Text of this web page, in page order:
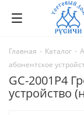
Главная - Каталог -
абонентское
GC-2001P4
устройство